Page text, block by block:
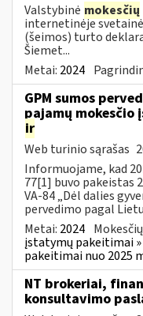
Valstybinė mokesčių
internetinėje
(šeimos) turto
Šiemet...
Metai: 2024
GPM sumos
pajamų mokesčio
ir
Web turinio sąrašas
Informuojame, kad
77[1] buvo pakeistas
VA-84 „Dėl dalies
pervedimo pagal
Metai: 2024
įstatymų pakeitimai
pakeitimai nuo 2025
NT brokeriai,
konsultavimo